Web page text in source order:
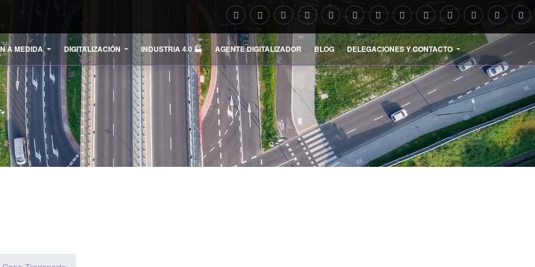
A MEDIDA DIGITALIZACIÓN INDUSTRIA 4.0 🏭 AGENTE DIGITALIZADOR BLOG DELEGACIONES Y CONTACTO